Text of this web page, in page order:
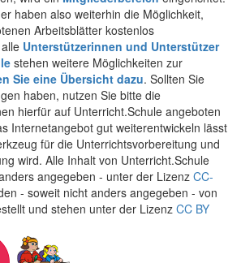
haben also weiterhin die Möglichkeit,
Arbeitsblätter kostenlos
Unterstützerinnen und Unterstützer
stehen weitere Möglichkeiten zur
Sie eine Übersicht dazu. Sollten Sie
haben, nutzen Sie bitte die
hierfür auf Unterricht.Schule angeboten
Internetangebot gut weiterentwickeln lässt
für die Unterrichtsvorbereitung und
wird. Alle Inhalt von Unterricht.Schule
angegeben - unter der Lizenz CC-
- soweit nicht anders angegeben - von
und stehen unter der Lizenz CC BY